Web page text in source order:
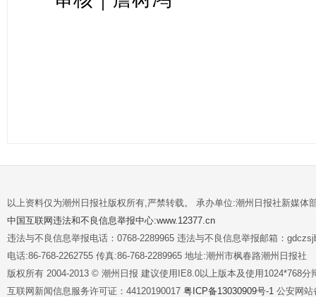
以上资料仅为潮州日报社版权所有,严禁转载。 承办单位:潮州日报社新媒体
中国互联网违法和不良信息举报中心:www.12377.cn
违法与不良信息举报电话：0768-2289965 违法与不良信息举报邮箱：
电话:86-768-2262755 传真:86-768-2289965 地址:潮州市枫春路潮州日报社
版权所有 2004-2013 © 潮州日报 建议使用IE8.0以上版本及使用1024*768分
互联网新闻信息服务许可证：44120190017 粤ICP备13030909号-1 公安网站